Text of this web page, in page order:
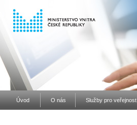
Úvod O nás Služby pro veřejnost